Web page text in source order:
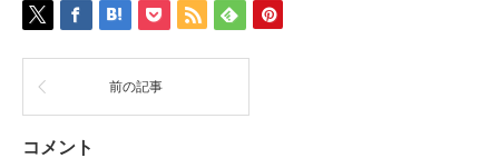
前の記事
コメント